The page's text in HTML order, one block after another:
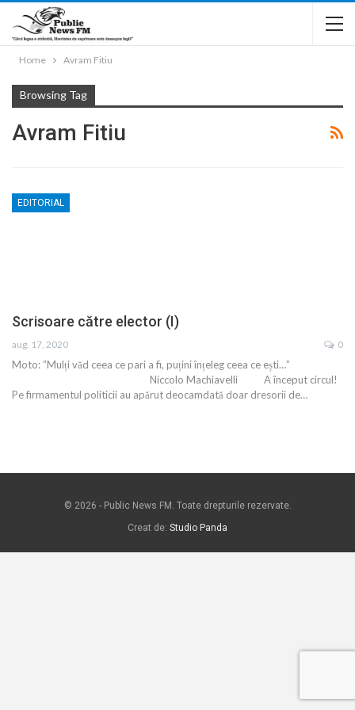
Home Avram Fitiu
Browsing Tag
Avram Fitiu
EDITORIAL
Scrisoare către elector (I)
aug. 17, 2020 0
Moto: ”Mulți văd ceea ce pari a fi, puțini înțeleg ceea ce ești…”
Niccolo Machiavelli A început circul!
Pe firmamentul politicii au apărut deocamdată doar dresorii de…
© 2026 - Public News FM. Toate drepturile rezervate.
Creat de: Studio Panda